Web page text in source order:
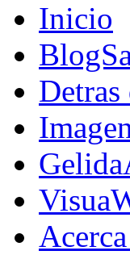
Inicio
Detras